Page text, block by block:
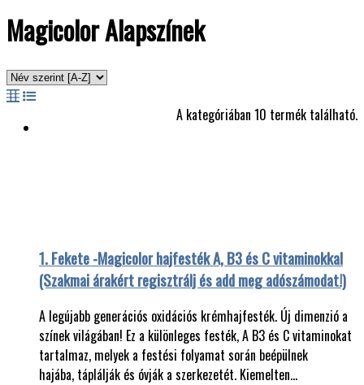
Magicolor Alapszínek
A kategóriában 10 termék található.
1. Fekete -Magicolor hajfesték A, B3 és C vitaminokkal
(Szakmai árakért regisztrálj és add meg adószámodat!)
A legújabb generációs oxidációs krémhajfesték. Új dimenzió a
színek világában! Ez a különleges festék, A B3 és C vitaminokat
tartalmaz, melyek a festési folyamat során beépülnek
hajába, táplálják és óvják a szerkezetét. Kiemelten…